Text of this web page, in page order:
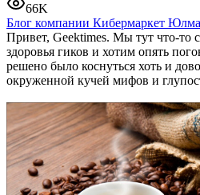
66K
Блог компании Кибермаркет
Привет, Geektimes. Мы тут что-то
здоровья гиков и хотим опять
решено было коснуться хоть и
окруженной кучей мифов и